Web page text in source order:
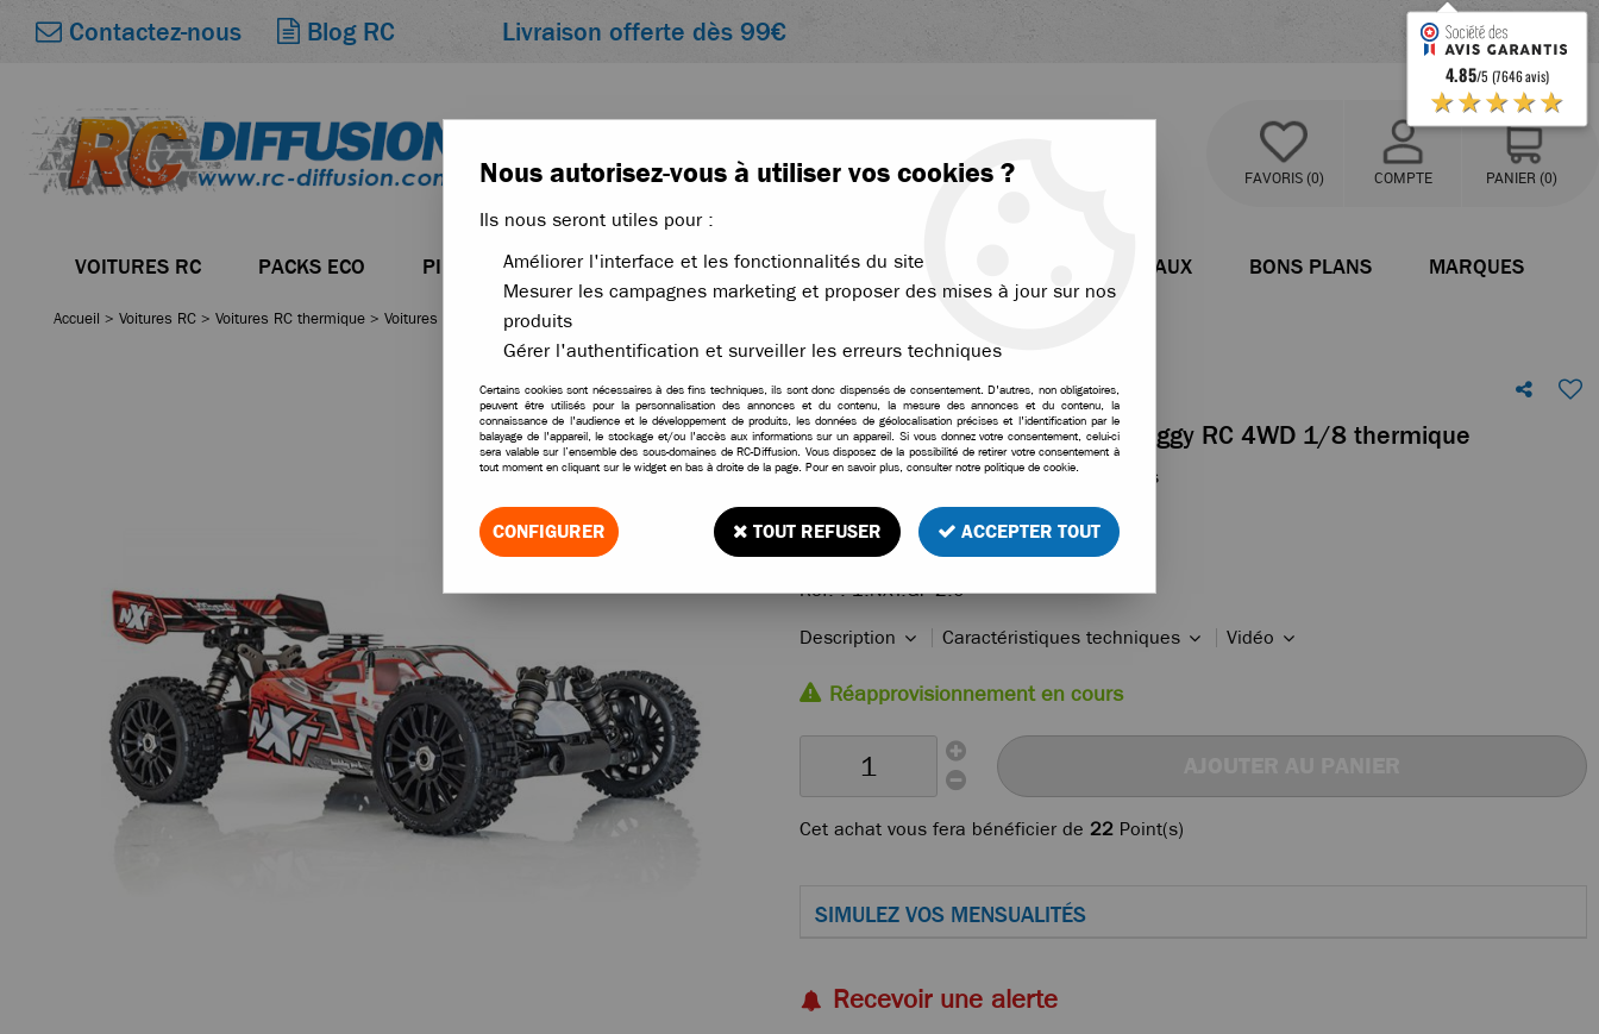
Contactez-nous Blog RC Livraison offerte dès 99€
FAVORIS (0) COMPTE PANIER (0)
VOITURES RC PACKS ECO PIÈCES ACCESSOIRES ÉLECTRONIQUE BATEAUX BONS PLANS MARQUES
Accueil > Voitures RC > Voitures RC thermique > Voitures thermiques tout terrain 1/8
Hobbytech Spirit NXT GP 2.0 Buggy RC 4WD 1/8 thermique
11Avis Donnez votre avis
469, 90 €TTC
Réf. :1.NXT.GP-2.0
Description Caractéristiques techniques Vidéo
Réapprovisionnement en cours
Cet achat vous fera bénéficier de 22 Point(s)
SIMULEZ VOS MENSUALITÉS
Recevoir une alerte
Nous autorisez-vous à utiliser vos cookies ?
Ils nous seront utiles pour :
Améliorer l'interface et les fonctionnalités du site
Mesurer les campagnes marketing et proposer des mises à jour sur nos
produits
Gérer l'authentification et surveiller les erreurs techniques
Certains cookies sont nécessaires à des fins techniques, ils sont donc dispensés de consentement. D'autres, non obligatoires,
peuvent être utilisés pour la personnalisation des annonces et du contenu, la mesure des annonces et du contenu, la
connaissance de l'audience et le développement de produits, les données de géolocalisation précises et l'identification par le
balayage de l'appareil, le stockage et/ou l'accès aux informations sur un appareil. Si vous donnez votre consentement, celui-ci
sera valable sur l’ensemble des sous-domaines de RC-Diffusion. Vous disposez de la possibilité de retirer votre consentement à
tout moment en cliquant sur le widget en bas à droite de la page. Pour en savoir plus, consulter notre politique de cookie.
CONFIGURER TOUT REFUSER ACCEPTER TOUT
4.85/5 (7646 avis)
★★★★★